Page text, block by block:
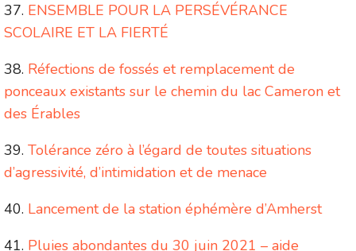
ENSEMBLE POUR LA PERSÉVÉRANCE
SCOLAIRE ET LA FIERTÉ
Réfections de fossés et remplacement de
ponceaux existants sur le chemin du lac Cameron et
des Érables
Tolérance zéro à l’égard de toutes situations
d’agressivité, d’intimidation et de menace
Lancement de la station éphémère d’Amherst
Pluies abondantes du 30 juin 2021 – aide